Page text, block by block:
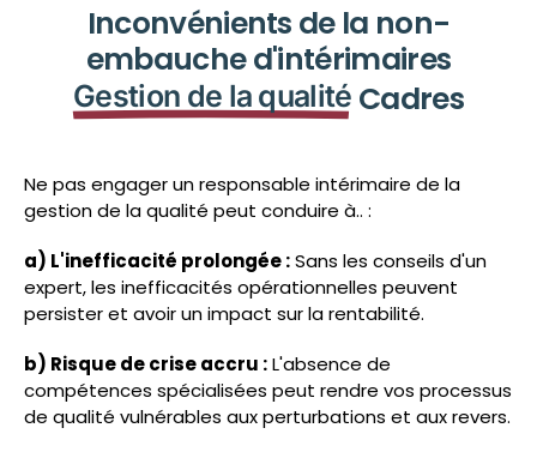
Inconvénients de la non-
embauche d'intérimaires
Gestion de la qualité Cadres
Ne pas engager un responsable intérimaire de la
gestion de la qualité peut conduire à.. :
a) L'inefficacité prolongée :Sans les conseils d'un
expert, les inefficacités opérationnelles peuvent
persister et avoir un impact sur la rentabilité.
b) Risque de crise accru :L'absence de
compétences spécialisées peut rendre vos processus
de qualité vulnérables aux perturbations et aux revers.